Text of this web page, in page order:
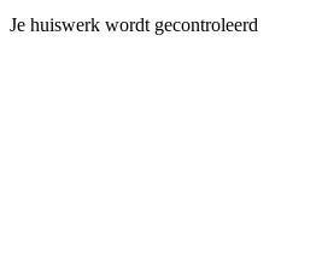
Je huiswerk wordt gecontroleerd